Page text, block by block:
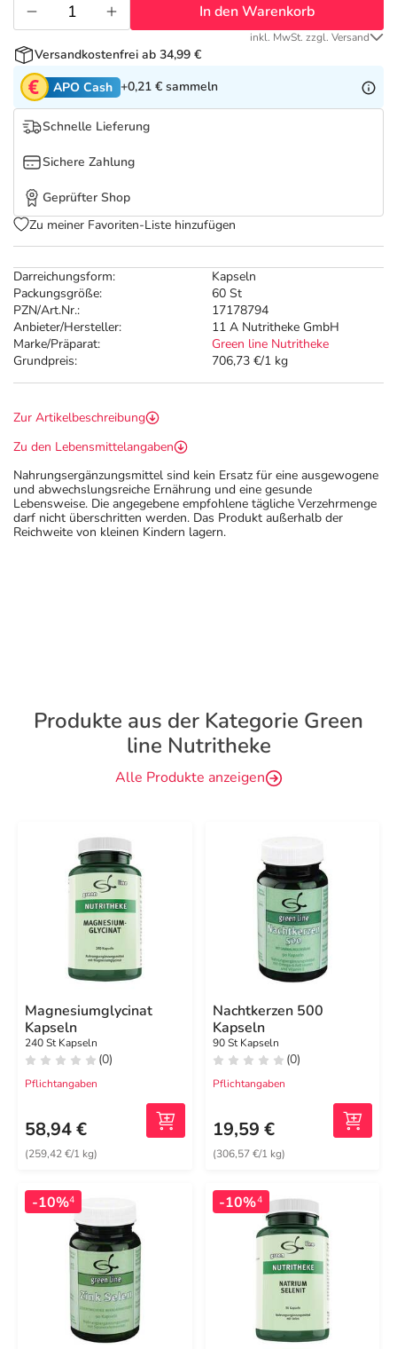
Tierapotheke
Vitamine & Mineralstoffe
Marken
Salus Deals
Darreichungsform:
Kapseln
Packungsgröße:
60 St
PZN/Art.Nr.:
17178794
Anbieter/Hersteller:
11 A Nutritheke GmbH
Marke/Präparat:
Green line Nutritheke
Grundpreis:
706,73 €/1 kg
In den Warenkorb
inkl. MwSt. zzgl. Versand
Versandkostenfrei ab 34,99 €
APO Cash +0,21 € sammeln
Schnelle Lieferung
Sichere Zahlung
Geprüfter Shop
Zu meiner Favoriten-Liste hinzufügen
Zur Artikelbeschreibung
Zu den Lebensmittelangaben
Nahrungsergänzungsmittel sind kein Ersatz für eine ausgewogene
und abwechslungsreiche Ernährung und eine gesunde
Lebensweise. Die angegebene empfohlene tägliche Verzehrmenge
darf nicht überschritten werden. Das Produkt außerhalb der
Reichweite von kleinen Kindern lagern.
Produkte aus der Kategorie Green
line Nutritheke
Alle Produkte anzeigen
Magnesiumglycinat
Kapseln
240 St Kapseln
(0)
Pflichtangaben
58,94 €
(259,42 €/1 kg)
Nachtkerzen 500
Kapseln
90 St Kapseln
(0)
Pflichtangaben
19,59 €
(306,57 €/1 kg)
-10%4 -10%4